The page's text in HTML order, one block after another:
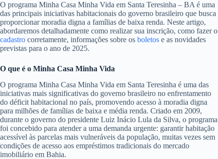
O programa Minha Casa Minha Vida em Santa Teresinha – BA é uma
das principais iniciativas habitacionais do governo brasileiro que busca
proporcionar moradia digna a famílias de baixa renda. Neste artigo,
abordaremos detalhadamente como realizar sua inscrição, como fazer o
cadastro corretamente, informações sobre os boletos e as novidades
previstas para o ano de 2025.
O que é o Minha Casa Minha Vida
O programa Minha Casa Minha Vida em Santa Teresinha é uma das
iniciativas mais significativas do governo brasileiro no enfrentamento
do déficit habitacional no país, promovendo acesso à moradia digna
para milhões de famílias de baixa e média renda. Criado em 2009,
durante o governo do presidente Luiz Inácio Lula da Silva, o programa
foi concebido para atender a uma demanda urgente: garantir habitação
acessível às parcelas mais vulneráveis da população, muitas vezes sem
condições de acesso aos empréstimos tradicionais do mercado
imobiliário em Bahia.